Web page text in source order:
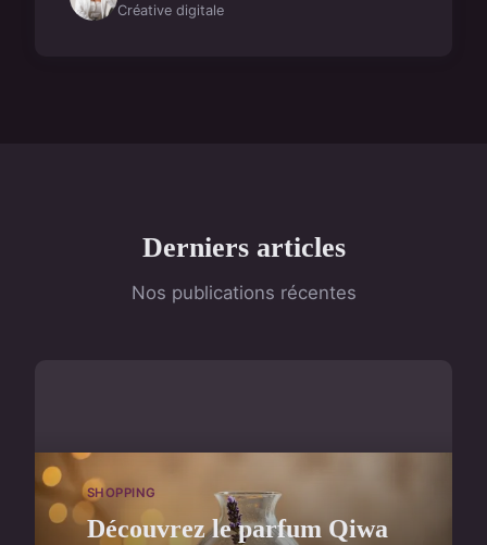
Créative digitale
Derniers articles
Nos publications récentes
SHOPPING
Découvrez le parfum Qiwa